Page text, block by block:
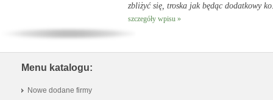
zbliżyć się, troska jak będąc dodatkowy
szczegóły wpisu »
Menu katalogu:
Nowe dodane firmy